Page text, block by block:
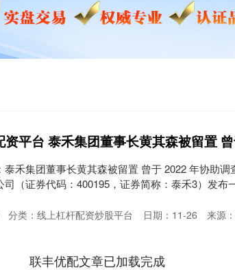
泰禾集团董事长黄其森被留置 曾于 2022 年协助
司（证券代码：400195，证券简称：泰禾3）发布
日期：11-26 来源
分类： 线上杠杆配资炒股平台
联丰优配文章已加载完成